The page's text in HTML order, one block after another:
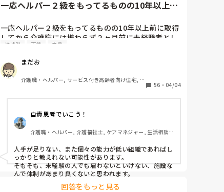
一応ヘルパー２級をもってるものの10年以上前
一応ヘルパー２級をもってるものの10年以上前に取得
してから介護職には携わらず２ヶ月前に未経験者とし
てデイサービスで勤めてます。
面談の時は『徐々に覚えてくれれば良いって言われ１
年後くらいに入浴介助をしてもらいます』って言われ
ましたが、現実は人がいないとゆぅ～事で１ヶ月前か
ら入浴介助をしてます。
時々手伝って貰いながらの入浴介助を２回やって４回
目からは1人でやってます。
でも初めて介助する方もいるので、その方の特徴とか
を聞いてメモり、それを見て２回大浴介助をしまし
た。
誘導、着脱全て1人です。
８人くらいを２時間弱でこなします。
それだけでも大変なのに、再来週からは個浴か機械浴
機械浴 面談 自信
まだお
介護職・ヘルパー, サービス付き高齢者向け住宅, デ
56 ・ 04/04
自責思考でいこう！
介護職・ヘルパー, 介護福祉士, ケアマネジャー, 生活相談
ハ
人手が足りない、また個々の能力が低い組織であればし
っかりと教えれない可能性があります。
そもそも、未経験の人でも雇わないといけない、施設な
んで体制があまり良くないと思われます。
回答をもっと見る